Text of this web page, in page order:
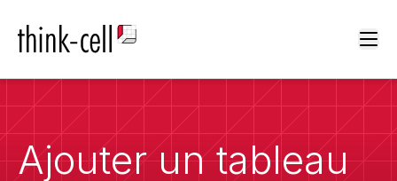
Ajouter un tableau